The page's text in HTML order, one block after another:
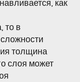
как
то в
толщина
слоя может